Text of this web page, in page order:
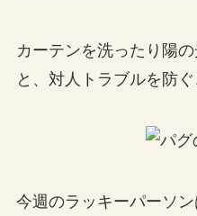
カーテンを洗ったり陽
と、対人トラブルを防ぐ
今週のラッキーパーソ